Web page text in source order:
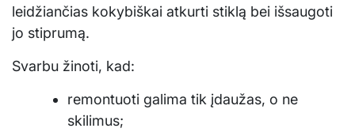
leidžiančias kokybiškai atkurti stiklą bei išsaugoti
jo stiprumą.
Svarbu žinoti, kad:
remontuoti galima tik įdaužas, o ne
skilimus;